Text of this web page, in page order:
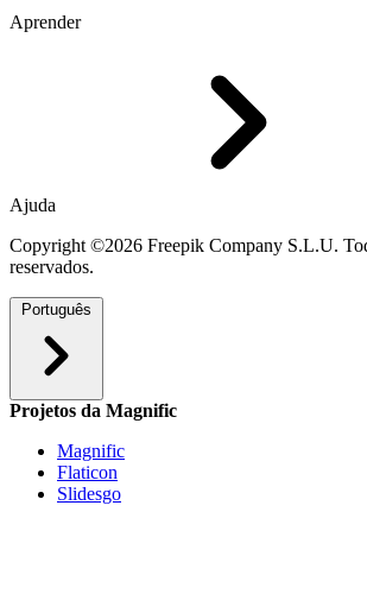
Aprender
Ajuda
Copyright ©2026 Freepik Company S.L.U.
reservados.
Português
Projetos da Magnific
Magnific
Flaticon
Slidesgo